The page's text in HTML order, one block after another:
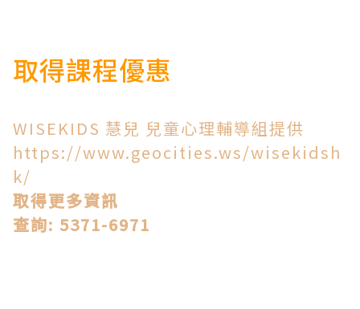
取得課程優惠
WISEKIDS 慧兒 兒童心理輔導組提供
https://www.geocities.ws/wisekidsh
k/
取得更多資訊
查詢: 5371-6971